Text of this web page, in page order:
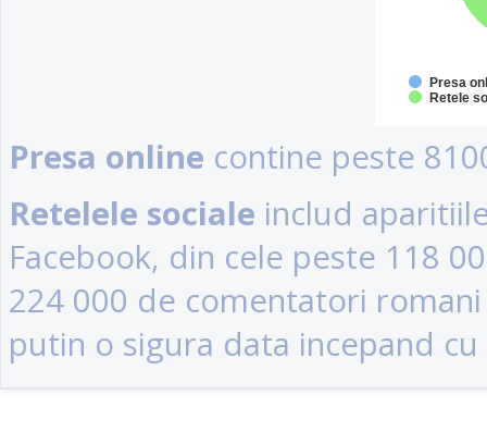
Presa
Retele
Presa online contine peste
Retelele sociale includ
Facebook, din cele peste 118
224 000 de comentatori
putin o sigura data incepand